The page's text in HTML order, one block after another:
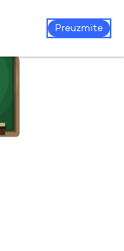
Preuzmite